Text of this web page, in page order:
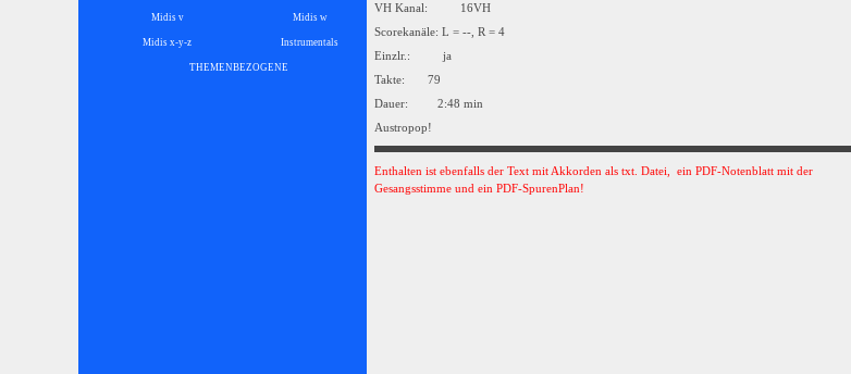
Midis v Midis w
Midis x-y-z Instrumentals
THEMENBEZOGENE
VH Kanal: 16VH
Scorekanäle: L = --, R = 4
Einzlr.: ja
Takte: 79
Dauer: 2:48 min
Austropop!
Enthalten ist ebenfalls der Text mit Akkorden als txt. Datei, ein PDF-Notenblatt mit der
Gesangsstimme und ein PDF-SpurenPlan!